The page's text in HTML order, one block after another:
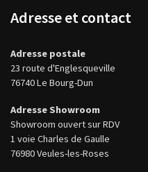
Adresse et contact
Adresse postale
23 route d'Englesqueville
76740 Le Bourg-Dun
Adresse Showroom
Showroom ouvert sur RDV
1 voie Charles de Gaulle
76980 Veules-les-Roses